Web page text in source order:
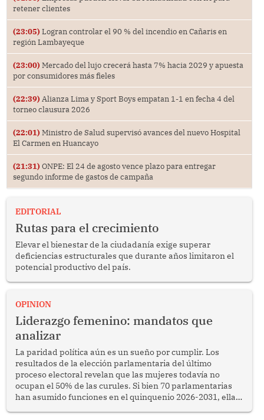
retener clientes
(23:05) Logran controlar el 90 % del incendio en Cañaris en
región Lambayeque
(23:00) Mercado del lujo crecerá hasta 7% hacia 2029 y apuesta
por consumidores más fieles
(22:39) Alianza Lima y Sport Boys empatan 1-1 en fecha 4 del
torneo clausura 2026
(22:01) Ministro de Salud supervisó avances del nuevo Hospital
El Carmen en Huancayo
(21:31) ONPE: El 24 de agosto vence plazo para entregar
segundo informe de gastos de campaña
EDITORIAL
Rutas para el crecimiento
Elevar el bienestar de la ciudadanía exige superar
deficiencias estructurales que durante años limitaron el
potencial productivo del país.
OPINION
Liderazgo femenino: mandatos que
analizar
La paridad política aún es un sueño por cumplir. Los
resultados de la elección parlamentaria del último
proceso electoral revelan que las mujeres todavía no
ocupan el 50% de las curules. Si bien 70 parlamentarias
han asumido funciones en el quinquenio 2026-2031, ellas